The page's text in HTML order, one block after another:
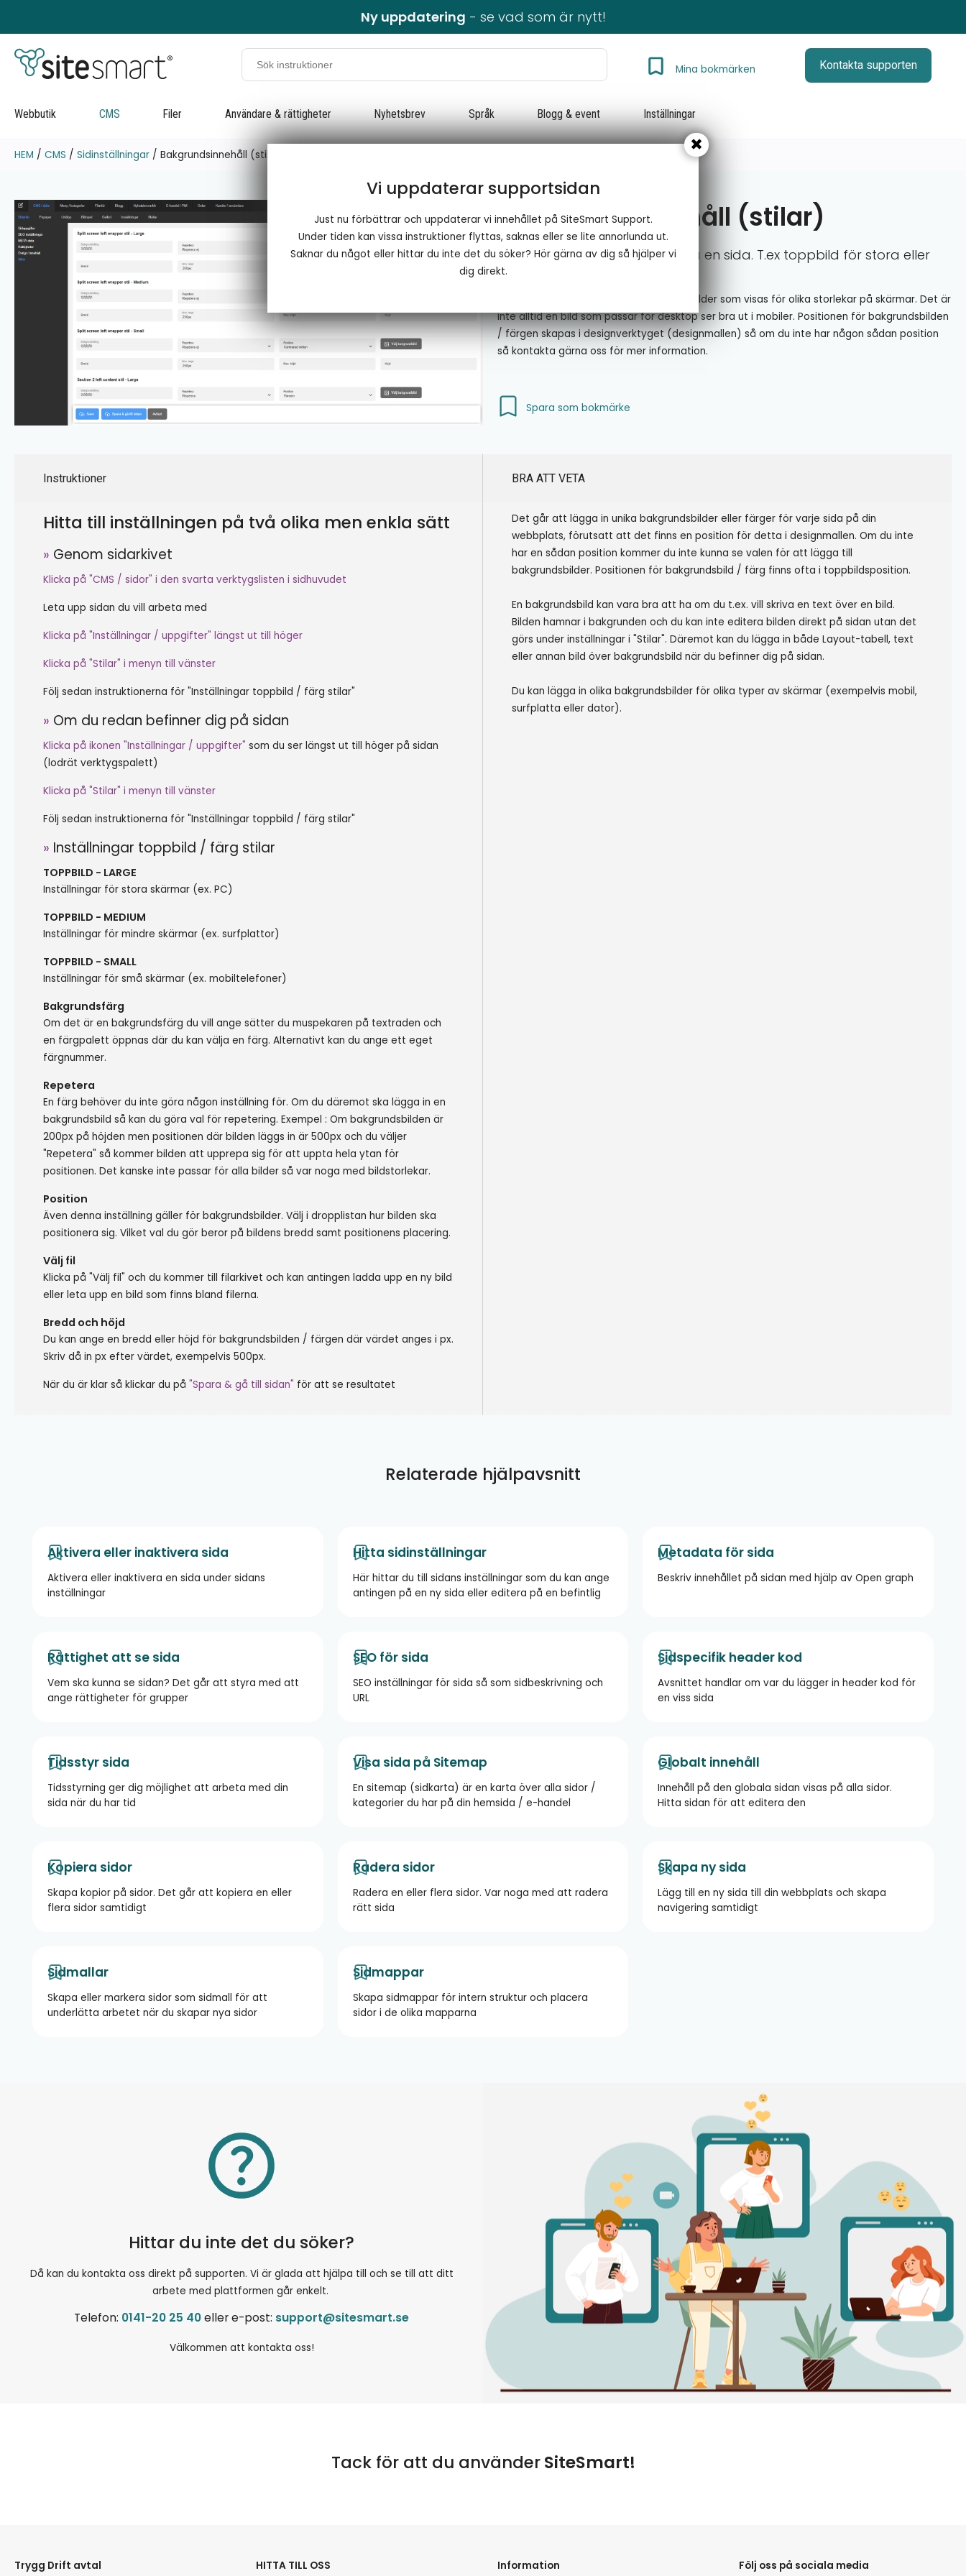
Ny uppdatering - se vad som är nytt!
Mina bokmärken Kontakta supporten
Webbutik CMS Filer Användare & rättigheter Nyhetsbrev Språk Blogg & event Inställningar
HEM / CMS / Sidinställningar / Bakgrundsinnehåll (stilar)
Bakgrundsinnehåll (stilar)
Anpassa bakgrundsinnehåll på en sida. T.ex toppbild för stora eller
små skärmar
Du kan med hjälp av stilar ha olika toppbilder som visas för olika storlekar på skärmar. Det är
inte alltid en bild som passar för desktop ser bra ut i mobiler. Positionen för bakgrundsbilden
/ färgen skapas i designverktyget (designmallen) så om du inte har någon sådan position
så kontakta gärna oss för mer information.
Spara som bokmärke
Instruktioner
Hitta till inställningen på två olika men enkla sätt
» Genom sidarkivet
Klicka på "CMS / sidor" i den svarta verktygslisten i sidhuvudet
Leta upp sidan du vill arbeta med
Klicka på "Inställningar / uppgifter" längst ut till höger
Klicka på "Stilar" i menyn till vänster
Följ sedan instruktionerna för "Inställningar toppbild / färg stilar"
» Om du redan befinner dig på sidan
Klicka på ikonen "Inställningar / uppgifter" som du ser längst ut till höger på sidan
(lodrät verktygspalett)
Klicka på "Stilar" i menyn till vänster
Följ sedan instruktionerna för "Inställningar toppbild / färg stilar"
» Inställningar toppbild / färg stilar
TOPPBILD - LARGE
Inställningar för stora skärmar (ex. PC)
TOPPBILD - MEDIUM
Inställningar för mindre skärmar (ex. surfplattor)
TOPPBILD - SMALL
Inställningar för små skärmar (ex. mobiltelefoner)
Bakgrundsfärg
Om det är en bakgrundsfärg du vill ange sätter du muspekaren på textraden och
en färgpalett öppnas där du kan välja en färg. Alternativt kan du ange ett eget
färgnummer.
Repetera
En färg behöver du inte göra någon inställning för. Om du däremot ska lägga in en
bakgrundsbild så kan du göra val för repetering. Exempel : Om bakgrundsbilden är
200px på höjden men positionen där bilden läggs in är 500px och du väljer
"Repetera" så kommer bilden att upprepa sig för att uppta hela ytan för
positionen. Det kanske inte passar för alla bilder så var noga med bildstorlekar.
Position
Även denna inställning gäller för bakgrundsbilder. Välj i dropplistan hur bilden ska
positionera sig. Vilket val du gör beror på bildens bredd samt positionens placering.
Välj fil
Klicka på "Välj fil" och du kommer till filarkivet och kan antingen ladda upp en ny bild
eller leta upp en bild som finns bland filerna.
Bredd och höjd
Du kan ange en bredd eller höjd för bakgrundsbilden / färgen där värdet anges i px.
Skriv då in px efter värdet, exempelvis 500px.
När du är klar så klickar du på "Spara & gå till sidan" för att se resultatet
BRA ATT VETA
Det går att lägga in unika bakgrundsbilder eller färger för varje sida på din
webbplats, förutsatt att det finns en position för detta i designmallen. Om du inte
har en sådan position kommer du inte kunna se valen för att lägga till
bakgrundsbilder. Positionen för bakgrundsbild / färg finns ofta i toppbildsposition.
En bakgrundsbild kan vara bra att ha om du t.ex. vill skriva en text över en bild.
Bilden hamnar i bakgrunden och du kan inte editera bilden direkt på sidan utan det
görs under inställningar i "Stilar". Däremot kan du lägga in både Layout-tabell, text
eller annan bild över bakgrundsbild när du befinner dig på sidan.
Du kan lägga in olika bakgrundsbilder för olika typer av skärmar (exempelvis mobil,
surfplatta eller dator).
Relaterade hjälpavsnitt
Aktivera eller inaktivera sida
Aktivera eller inaktivera en sida under sidans
inställningar
Hitta sidinställningar
Här hittar du till sidans inställningar som du kan ange
antingen på en ny sida eller editera på en befintlig
Metadata för sida
Beskriv innehållet på sidan med hjälp av Open graph
Rättighet att se sida
Vem ska kunna se sidan? Det går att styra med att
ange rättigheter för grupper
SEO för sida
SEO inställningar för sida så som sidbeskrivning och
URL
Sidspecifik header kod
​Avsnittet handlar om var du lägger in header kod för
en viss sida
Tidsstyr sida
Tidsstyrning ger dig möjlighet att arbeta med din
sida när du har tid
Visa sida på Sitemap
En sitemap (sidkarta) är en karta över alla sidor /
kategorier du har på din hemsida / e-handel
Globalt innehåll
Innehåll på den globala sidan visas på alla sidor.
Hitta sidan för att editera den
Kopiera sidor
Skapa kopior på sidor. Det går att kopiera en eller
flera sidor samtidigt
Radera sidor
​Radera en eller flera sidor. Var noga med att radera
rätt sida
Skapa ny sida
Lägg till en ny sida till din webbplats och skapa
navigering samtidigt
Sidmallar
Skapa eller markera sidor som sidmall för att
underlätta arbetet när du skapar nya sidor
Sidmappar
Skapa sidmappar för intern struktur och placera
sidor i de olika mapparna
Hittar du inte det du söker?
Då kan du kontakta oss direkt på supporten. Vi är glada att hjälpa till och se till att ditt
arbete med plattformen går enkelt.
Telefon: 0141-20 25 40eller e-post: support@sitesmart.se
Välkommen att kontakta oss!
Tack för att du använderSiteSmart!
Trygg Drift avtal HITTA TILL OSS Information Följ oss på sociala media
Vi uppdaterar supportsidan
Just nu förbättrar och uppdaterar vi innehållet på SiteSmart Support.
Under tiden kan vissa instruktioner flyttas, saknas eller se lite annorlunda ut.
Saknar du något eller hittar du inte det du söker? Hör gärna av dig så hjälper vi
dig direkt.